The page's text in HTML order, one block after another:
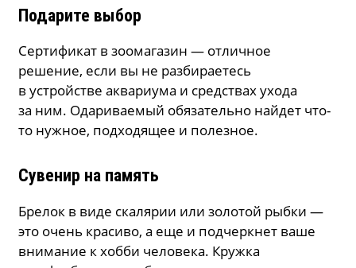
Подарите выбор
Сертификат в зоомагазин — отличное
решение, если вы не разбираетесь
в устройстве аквариума и средствах ухода
за ним. Одариваемый обязательно найдет что-
то нужное, подходящее и полезное.
Сувенир на память
Брелок в виде скалярии или золотой рыбки —
это очень красиво, а еще и подчеркнет ваше
внимание к хобби человека. Кружка